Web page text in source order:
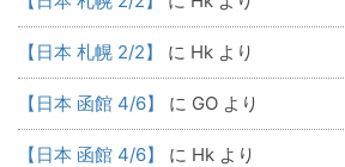
【日本 札幌 2/2】 に Hk より
【日本 函館 4/6】 に GO より
【日本 函館 4/6】 に Hk より